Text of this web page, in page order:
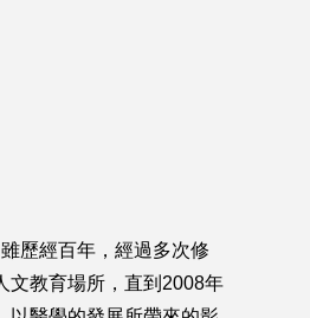
歷經百年，經過多次修
文教育場所，直到2008年